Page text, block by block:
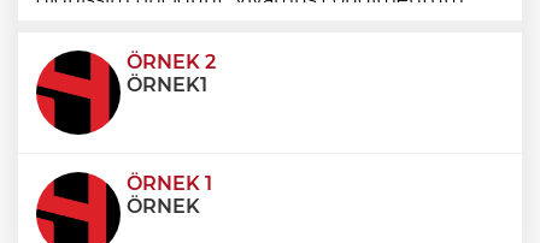
condimentum eros et, faucibus sapien. Praese
ÖRNEK 2
ÖRNEK1
ÖRNEK 1
ÖRNEK